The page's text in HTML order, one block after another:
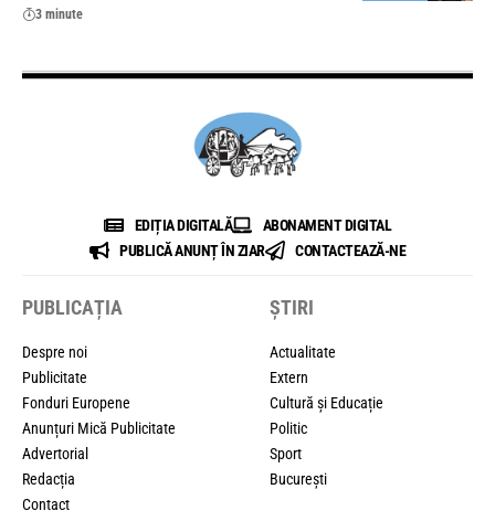
3 minute
EDIȚIA DIGITALĂ
ABONAMENT DIGITAL
PUBLICĂ ANUNȚ ÎN ZIAR
CONTACTEAZĂ-NE
PUBLICAȚIA
Despre noi
Publicitate
Fonduri Europene
Anunțuri Mică Publicitate
Advertorial
Redacția
Contact
ȘTIRI
Actualitate
Extern
Cultură și Educație
Politic
Sport
București